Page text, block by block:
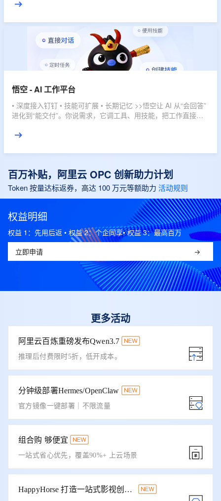
悟空 - AI 工作平台
• 深度接入钉钉 • 技能可扩展 • 长期记忆 >>悟空让 AI 从“会回答”
进化到“能交付”。你说需求，它调工具、用技能，把工作直接推
百万补贴，阿里云 OPC 创新助力计划
Token 按量达标返券，高达 100 万元等额助力 活动规则
权益明细
权益 1：先用后返 • 权益 2：个企同享• 权益 3：最高百万
立即申请
更多活动
阿里云百炼重磅发布Qwen3.7
推理后付费限时5折，低开成本。
分钟级部署Hermes/OpenClaw
官方镜像一键部署｜不限流量
组合购 够便宜
一站式省心优先，覆盖90%+ 上云场景
HappyHorse 打造一站式影视创作平台